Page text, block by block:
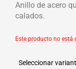
Anillo de acero
calados.
Este producto no está
Seleccionar